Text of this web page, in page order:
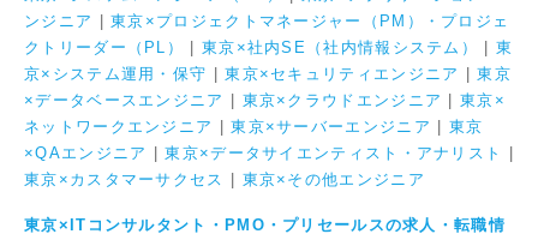
ンジニア
|東京×プロジェクトマネージャー（PM）・プロジェ
クトリーダー（PL）
東京×社内SE（社内情報システム）
東
京×システム運用・保守 |東京×セキュリティエンジニア |東京
×データベースエンジニア
東京×クラウドエンジニア |東京×
ネットワークエンジニア
|東京×サーバーエンジニア
東京
×QAエンジニア
|東京×データサイエンティスト・アナリスト
東京×カスタマーサクセス
東京×その他エンジニア
東京×ITコンサルタント・PMO・プリセールスの求人・転職情